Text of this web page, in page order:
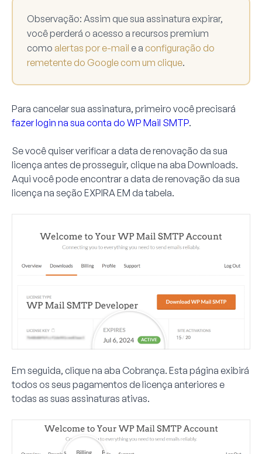
Observação: Assim que sua assinatura expirar,
você perderá o acesso a recursos premium
como alertas por e-mail e a configuração do
remetente do Google com um clique.
Para cancelar sua assinatura, primeiro você precisará
fazer login na sua conta do WP Mail SMTP.
Se você quiser verificar a data de renovação da sua
licença antes de prosseguir, clique na aba Downloads.
Aqui você pode encontrar a data de renovação da sua
licença na seção EXPIRA EM da tabela.
Em seguida, clique na aba Cobrança. Esta página exibirá
todos os seus pagamentos de licença anteriores e
todas as suas assinaturas ativas.